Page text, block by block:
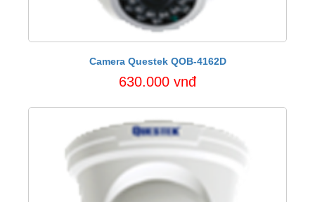
Camera Questek QOB-4162D
630.000 vnđ